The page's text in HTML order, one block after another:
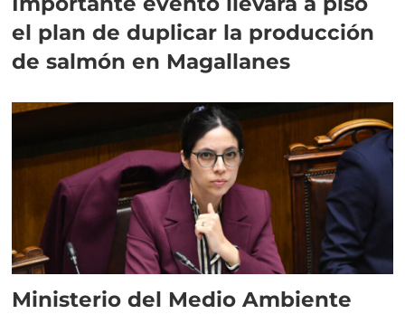
el plan de duplicar la producción
de salmón en Magallanes
Ministerio del Medio Ambiente